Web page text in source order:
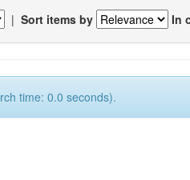
| Sort items by In
time: 0.0 seconds).